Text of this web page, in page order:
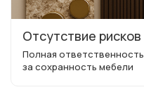
Отсутствие рисков
Полная ответственность
за сохранность мебели